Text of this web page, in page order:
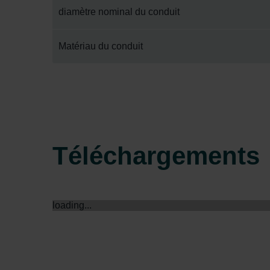
Zehnder Group İç Mekan
diamètre nominal du conduit
Matériau du conduit
Téléchargements
loading...